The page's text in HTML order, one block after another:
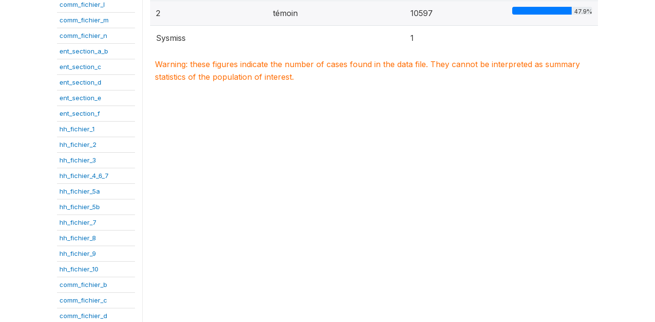
comm_fichier_l
comm_fichier_m
comm_fichier_n
ent_section_a_b
ent_section_c
ent_section_d
ent_section_e
ent_section_f
hh_fichier_1
hh_fichier_2
hh_fichier_3
hh_fichier_4_6_7
hh_fichier_5a
hh_fichier_5b
hh_fichier_7
hh_fichier_8
hh_fichier_9
hh_fichier_10
comm_fichier_b
comm_fichier_c
comm_fichier_d
2 témoin 10597 47.9%
Sysmiss 1
Warning: these figures indicate the number of cases found in the data file. They cannot be interpreted as summary
statistics of the population of interest.